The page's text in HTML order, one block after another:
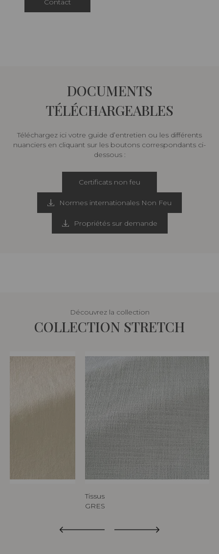
Contact
DOCUMENTS
TÉLÉCHARGEABLES
Téléchargez ici votre guide d’entretien ou les différents
nuanciers en cliquant sur les boutons correspondants ci-
dessous :
Certificats non feu
Normes internationales Non Feu
Propriétés sur demande
Découvrez la collection
COLLECTION STRETCH
Tissus
GRES